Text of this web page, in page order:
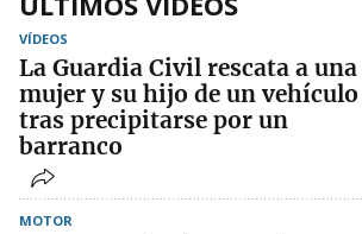
VÍDEOS
La Guardia Civil rescata a una
mujer y su hijo de un vehículo
tras precipitarse por un
barranco
MOTOR